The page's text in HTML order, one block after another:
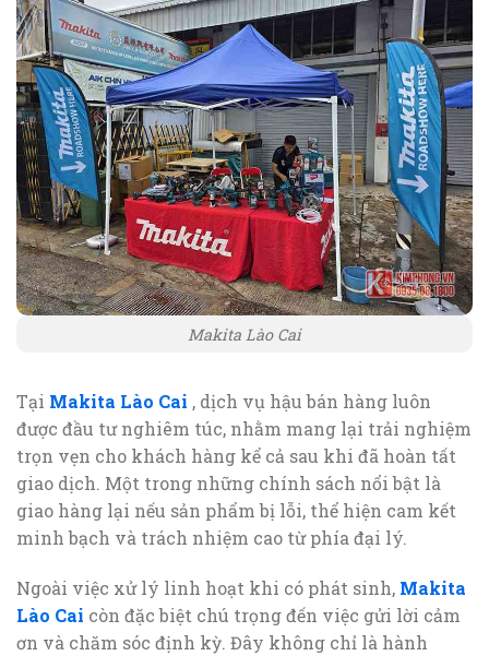
Makita Lào Cai
Tại Makita Lào Cai , dịch vụ hậu bán hàng luôn
được đầu tư nghiêm túc, nhằm mang lại trải nghiệm
trọn vẹn cho khách hàng kể cả sau khi đã hoàn tất
giao dịch. Một trong những chính sách nổi bật là
giao hàng lại nếu sản phẩm bị lỗi, thể hiện cam kết
minh bạch và trách nhiệm cao từ phía đại lý.
Ngoài việc xử lý linh hoạt khi có phát sinh, Makita
Lào Cai còn đặc biệt chú trọng đến việc gửi lời cảm
ơn và chăm sóc định kỳ. Đây không chỉ là hành